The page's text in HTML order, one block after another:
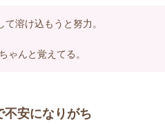
溶け込もうと努力。
ゃんと覚えてる。
不安になりがち